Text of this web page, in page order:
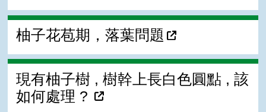
柚子花苞期，落葉問題
現有柚子樹 , 樹幹上長白色圓點 , 該
如何處理 ?